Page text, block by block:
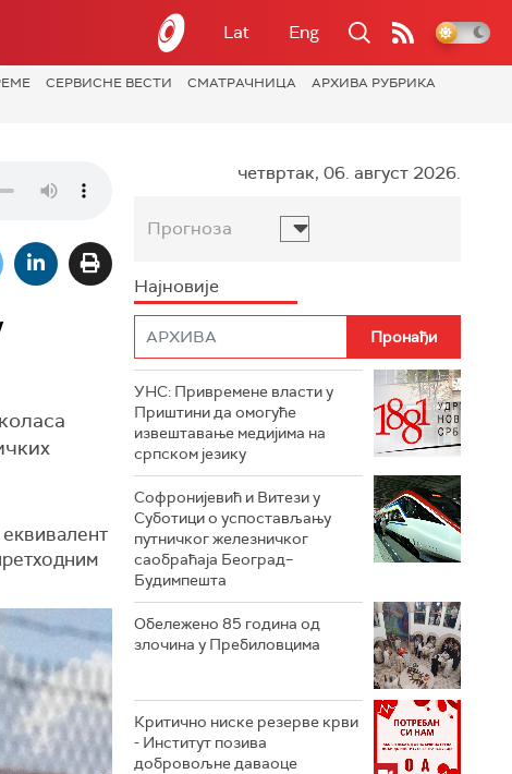
Lat Eng
СЕРВИСНЕ ВЕСТИ СМАТРАЧНИЦА
АРХИВА РУБРИКА
четвртак, 06. август 2026.
Прогноза
Најновије
УНС: Привремене власти у
Приштини да омогуће
извештавање медијима на
српском језику
Софронијевић и Витези у
Суботици о успостављању
путничког железничког
саобраћаја Београд–
Будимпешта
Обележено 85 година од
злочина у Пребиловцима
Критично ниске резерве крви
- Институт позива
добровољне даваоце